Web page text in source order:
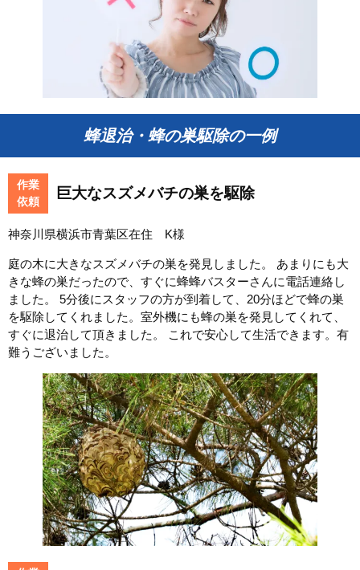
蜂退治・蜂の巣駆除の一例
作業
依頼
巨大なスズメバチの巣を駆除
神奈川県横浜市青葉区在住 K様
庭の木に大きなスズメバチの巣を発見しました。 あまりにも大
きな蜂の巣だったので、すぐに蜂蜂バスターさんに電話連絡し
ました。 5分後にスタッフの方が到着して、20分ほどで蜂の巣
を駆除してくれました。室外機にも蜂の巣を発見してくれて、
すぐに退治して頂きました。 これで安心して生活できます。有
難うございました。